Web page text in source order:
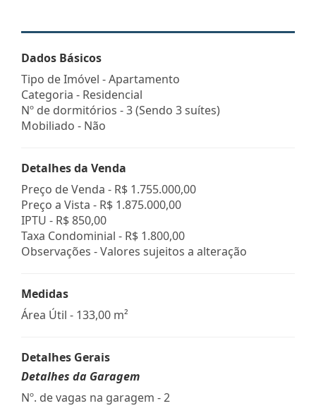
Dados Básicos
Tipo de Imóvel - Apartamento
Categoria - Residencial
Nº de dormitórios - 3 (Sendo 3 suítes)
Mobiliado - Não
Detalhes da Venda
Preço de Venda - R$ 1.755.000,00
Preço a Vista - R$ 1.875.000,00
IPTU - R$ 850,00
Taxa Condominial - R$ 1.800,00
Observações - Valores sujeitos a alteração
Medidas
Área Útil - 133,00 m²
Detalhes Gerais
Detalhes da Garagem
Nº. de vagas na garagem - 2